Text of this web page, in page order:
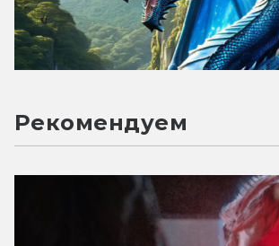
Рекомендуем